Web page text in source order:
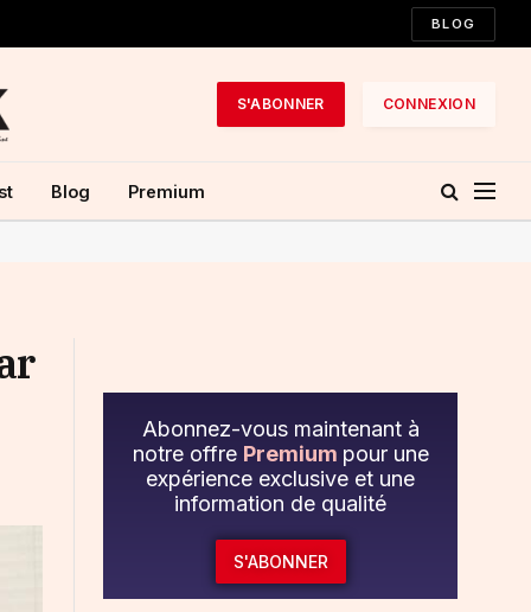
BLOG
S'ABONNER CONNEXION
Blog Premium
Abonnez-vous maintenant à
notre offre Premium pour une
expérience exclusive et une
information de qualité
S'ABONNER